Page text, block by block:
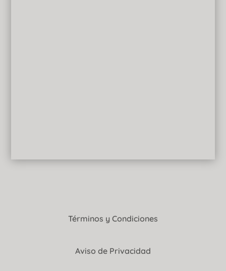
Términos y Condiciones
Aviso de Privacidad